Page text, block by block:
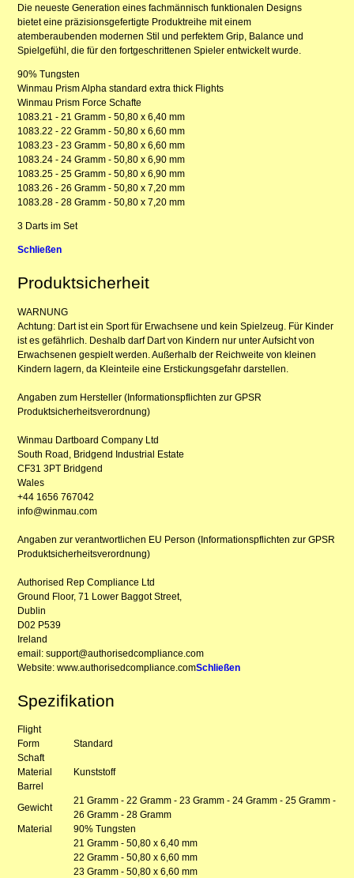
Die neueste Generation eines fachmännisch funktionalen Designs
bietet eine präzisionsgefertigte Produktreihe mit einem
atemberaubenden modernen Stil und perfektem Grip, Balance und
Spielgefühl, die für den fortgeschrittenen Spieler entwickelt wurde.
90% Tungsten
Winmau Prism Alpha standard extra thick Flights
Winmau Prism Force Schafte
1083.21 - 21 Gramm - 50,80 x 6,40 mm
1083.22 - 22 Gramm - 50,80 x 6,60 mm
1083.23 - 23 Gramm - 50,80 x 6,60 mm
1083.24 - 24 Gramm - 50,80 x 6,90 mm
1083.25 - 25 Gramm - 50,80 x 6,90 mm
1083.26 - 26 Gramm - 50,80 x 7,20 mm
1083.28 - 28 Gramm - 50,80 x 7,20 mm
3 Darts im Set
Schließen
Produktsicherheit
WARNUNG
Achtung: Dart ist ein Sport für Erwachsene und kein Spielzeug. Für Kinder
ist es gefährlich. Deshalb darf Dart von Kindern nur unter Aufsicht von
Erwachsenen gespielt werden. Außerhalb der Reichweite von kleinen
Kindern lagern, da Kleinteile eine Erstickungsgefahr darstellen.
Angaben zum Hersteller (Informationspflichten zur GPSR
Produktsicherheitsverordnung)
Winmau Dartboard Company Ltd
South Road, Bridgend Industrial Estate
CF31 3PT Bridgend
Wales
+44 1656 767042
info@winmau.com
Angaben zur verantwortlichen EU Person (Informationspflichten zur GPSR
Produktsicherheitsverordnung)
Authorised Rep Compliance Ltd
Ground Floor, 71 Lower Baggot Street,
Dublin
D02 P539
Ireland
email: support@authorisedcompliance.com
Website: www.authorisedcompliance.comSchließen
Spezifikation
Flight
Form
Standard
Schaft
Material
Kunststoff
Barrel
Gewicht
21 Gramm - 22 Gramm - 23 Gramm - 24 Gramm - 25 Gramm -
26 Gramm - 28 Gramm
Material
90% Tungsten
21 Gramm - 50,80 x 6,40 mm
22 Gramm - 50,80 x 6,60 mm
23 Gramm - 50,80 x 6,60 mm